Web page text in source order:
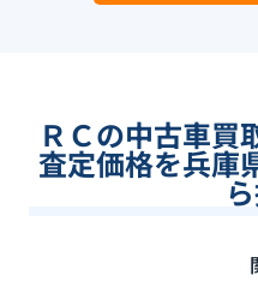
ＲＣの中古車買
査定価格を兵庫